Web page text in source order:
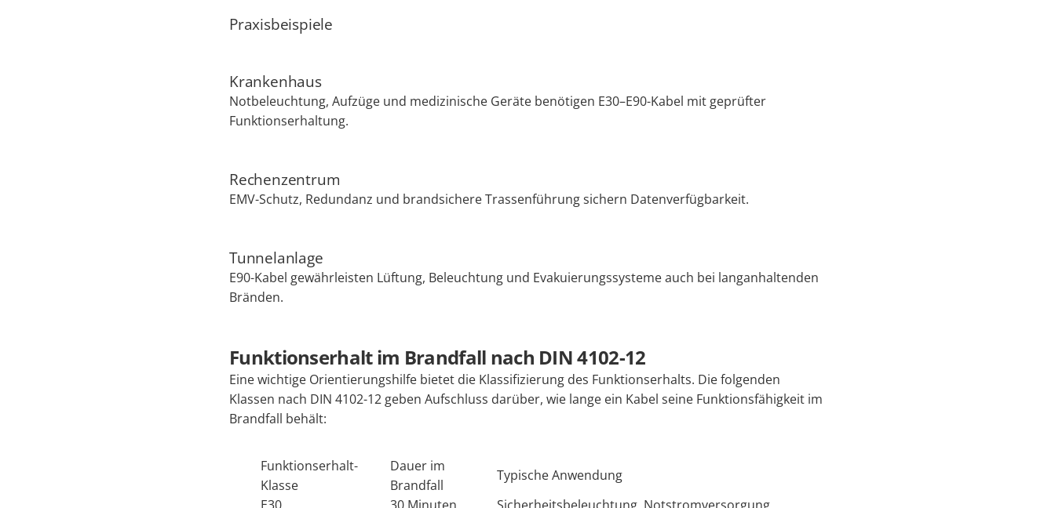
Praxisbeispiele
Krankenhaus
Notbeleuchtung, Aufzüge und medizinische Geräte benötigen E30–E90-Kabel mit geprüfter
Funktionserhaltung.
Rechenzentrum
EMV-Schutz, Redundanz und brandsichere Trassenführung sichern Datenverfügbarkeit.
Tunnelanlage
E90-Kabel gewährleisten Lüftung, Beleuchtung und Evakuierungssysteme auch bei langanhaltenden
Bränden.
Funktionserhalt im Brandfall nach DIN 4102-12
Eine wichtige Orientierungshilfe bietet die Klassifizierung des Funktionserhalts. Die folgenden
Klassen nach DIN 4102-12 geben Aufschluss darüber, wie lange ein Kabel seine Funktionsfähigkeit im
Brandfall behält:
Funktionserhalt-
Klasse
Dauer im
Brandfall
Typische Anwendung